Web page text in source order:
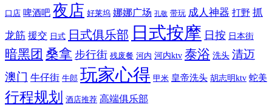
口店 啤酒吧 夜店 好莱坞 娜娜广场 孔敬 带玩 成人神器 打野 抓
龙筋 援交 日式 日式俱乐部 日式按摩 日按 日本街
暗黑团 桑拿 步行街 残废餐 河内 河内ktv 泰浴 洗头 清迈
澳门 牛仔街 牛郎 玩家心得 甲米 皇帝洗头 胡志明ktv 蛇美
行程规划 酒店推荐 高端俱乐部